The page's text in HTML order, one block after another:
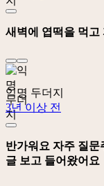
새벽에 엽떡을 먹고
익명 두더지
3년 이상 전
반가워요 자주 질문
글 보고 들어왔어요